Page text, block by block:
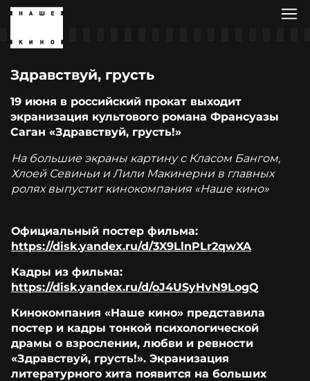
Здравствуй, грусть
19 июня в российский прокат выходит
экранизация культового романа Франсуазы
Саган «Здравствуй, грусть!»
На большие экраны картину с Класом Бангом,
Хлоей Севиньи и Лили Макинерни в главных
ролях выпустит кинокомпания «Наше кино»
Официальный постер фильма:
https://disk.yandex.ru/d/3X9LlnPLr2qwXA
Кадры из фильма:
https://disk.yandex.ru/d/oJ4USyHvN9LogQ
Кинокомпания «Наше кино» представила
постер и кадры тонкой психологической
драмы о взрослении, любви и ревности
«Здравствуй, грусть!». Экранизация
литературного хита появится на больших